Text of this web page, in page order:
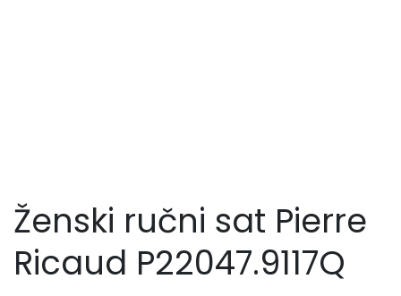
Ženski ručni sat Pierre
Ricaud P22047.9117Q